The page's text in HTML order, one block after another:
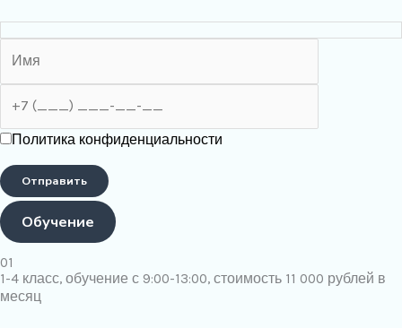
Политика конфиденциальности
Обучение
01
1-4 класс, обучение с 9:00-13:00, стоимость 11 000 рублей в
месяц